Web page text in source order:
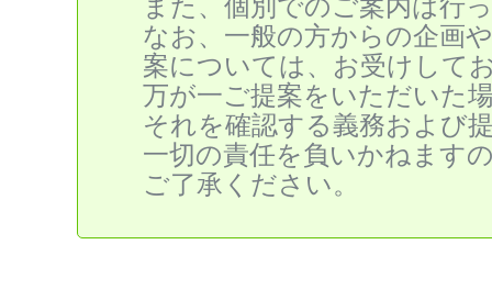
また、個別でのご案内は行
なお、一般の方からの企画
案については、お受けして
万が一ご提案をいただいた
それを確認する義務および
一切の責任を負いかねます
ご了承ください。